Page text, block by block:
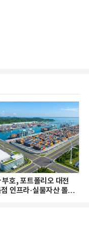
부호, 포트폴리오 대전
인프라·실물자산 몰린